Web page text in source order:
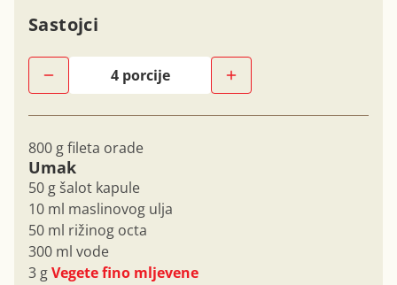
Sastojci
800 g fileta orade
Umak
50 g šalot kapule
10 ml maslinovog ulja
50 ml rižinog octa
300 ml vode
3 gVegete fino mljevene